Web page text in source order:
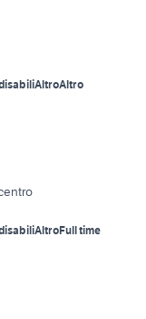
AltroAltro
AltroFull time